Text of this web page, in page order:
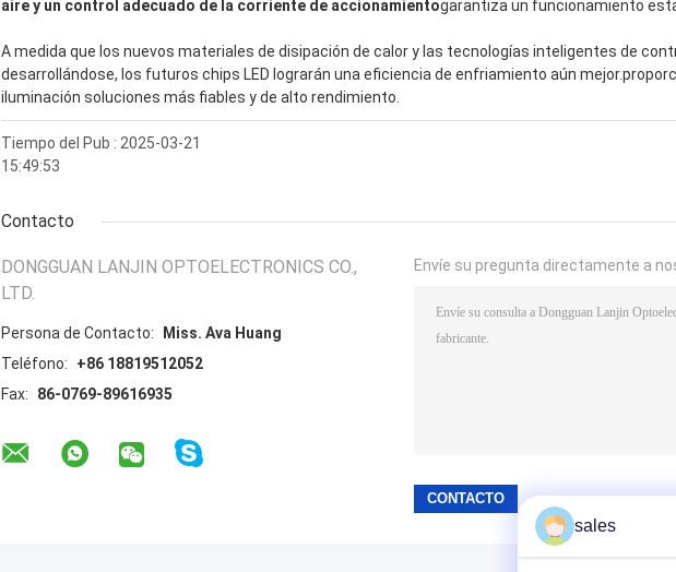
aire y un control adecuado de la corriente de accionamientogarantiza un funcionamiento
A medida que los nuevos materiales de disipación de calor y las tecnologías inteligentes de
desarrollándose, los futuros chips LED lograrán una eficiencia de enfriamiento aún
iluminación soluciones más fiables y de alto rendimiento.
Tiempo del Pub : 2025-03-21
15:49:53
Contacto
DONGGUAN LANJIN OPTOELECTRONICS CO.,
LTD.
Persona de Contacto:
Miss. Ava Huang
Teléfono:
+86 18819512052
Fax:
86-0769-89616935
Envíe su pregunta directamente a
sales